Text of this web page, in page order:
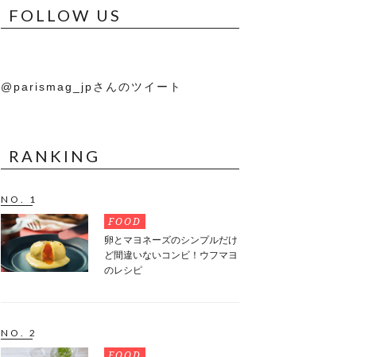
FOLLOW US
@parismag_jpさんのツイート
RANKING
NO. 1
FOOD
卵とマヨネーズのシンプルだけ
ど間違いないコンビ！ウフマヨ
のレシピ
NO. 2